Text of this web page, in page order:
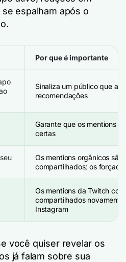
espalham após o
Por que é importante
Sinaliza um público que
recomendações
Garante que os mentions
certas
Os mentions orgânicos são
compartilhados; os
Os mentions da Twitch
compartilhados novamente
Instagram
você quiser revelar os
já falam sobre sua